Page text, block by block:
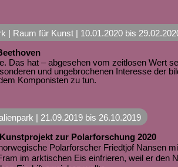
| Raum für Kunst | 10.01.2020 bis
Das hat – abgesehen vom zeitlosen Wert
und ungebrochenen Interesse der
Komponisten zu tun.
| 21.09.2019 bis 26.10.2019
zur Polarforschung 2020
Polarforscher Friedtjof Nansen
im arktischen Eis einfrieren, weil er den